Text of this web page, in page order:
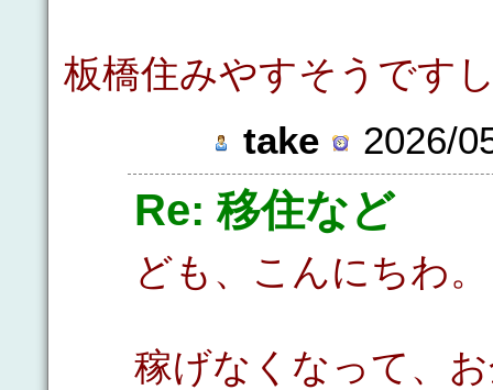
板橋住みやすそうです
take
2026/
Re: 移住など
ども、こんにちわ。
稼げなくなって、